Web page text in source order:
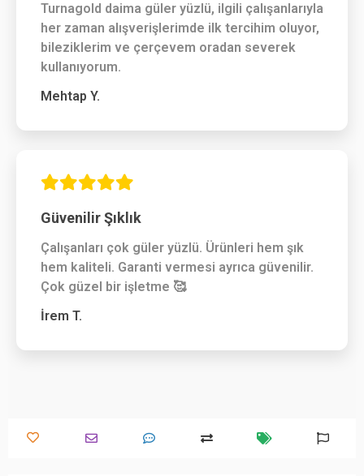
Turnagold daima güler yüzlü, ilgili çalışanlarıyla
her zaman alışverişlerimde ilk tercihim oluyor,
bileziklerim ve çerçevem oradan severek
kullanıyorum.
Mehtap Y.
Güvenilir Şıklık
Çalışanları çok güler yüzlü. Ürünleri hem şık
hem kaliteli. Garanti vermesi ayrıca güvenilir.
Çok güzel bir işletme 🥰
İrem T.